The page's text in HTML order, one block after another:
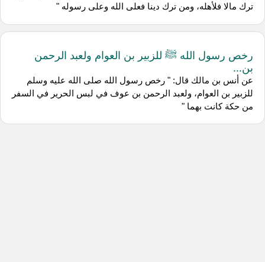
ترك مالا فلأهله، ومن ترك دينا فعلى الله وعلى رسوله "
رخص رسول الله ﷺ للزبير بن العوام ولعبد الرحمن
بن...
عن أنس بن مالك قال: " رخص رسول الله صلى الله عليه وسلم
للزبير بن العوام، ولعبد الرحمن بن عوف في لبس الحرير في السفر
من حكة كانت بهما "